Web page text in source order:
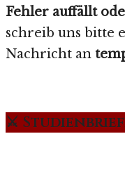
Fehler auffällt
schreib uns bitte
Nachricht an
⚔️